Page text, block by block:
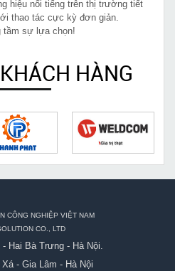
hiệu nổi tiếng trên thị trường tiết
thao tác cực kỳ đơn giản.
tầm sự lựa chọn!
HÀNG
CÔNG NGHIỆP VIỆT NAM
CO., LTD
Hai Bà Trưng - Hà Nội.
- Gia Lâm - Hà Nội